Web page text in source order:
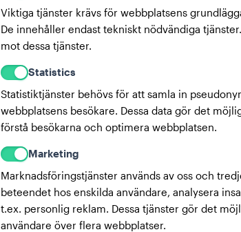
Viktiga tjänster krävs för webbplatsens
De innehåller endast tekniskt nödvändiga
mot dessa tjänster.
Statistics
Statistiktjänster behövs för att samla in
webbplatsens besökare. Dessa data gör det
förstå besökarna och optimera webbplatsen.
Marketing
Marknadsföringstjänster används av oss och
beteendet hos enskilda användare, analysera
t.ex. personlig reklam. Dessa tjänster gör det
användare över flera webbplatser.